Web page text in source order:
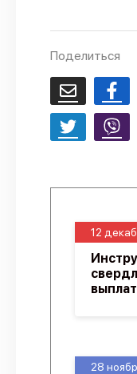
Поделиться
28
12